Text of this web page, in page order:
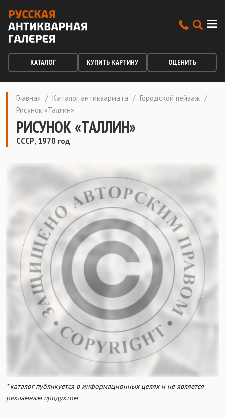
КАТАЛОГ КУПИТЬ КАРТИНУ ОЦЕНИТЬ
Главная / Каталог антиквариата / Городской пейзаж /
Рисунок «Таллин»
РИСУНОК «ТАЛЛИН»
СССР, 1970 год
* каталог публикуется в информационных целях и не является
рекламным продуктом